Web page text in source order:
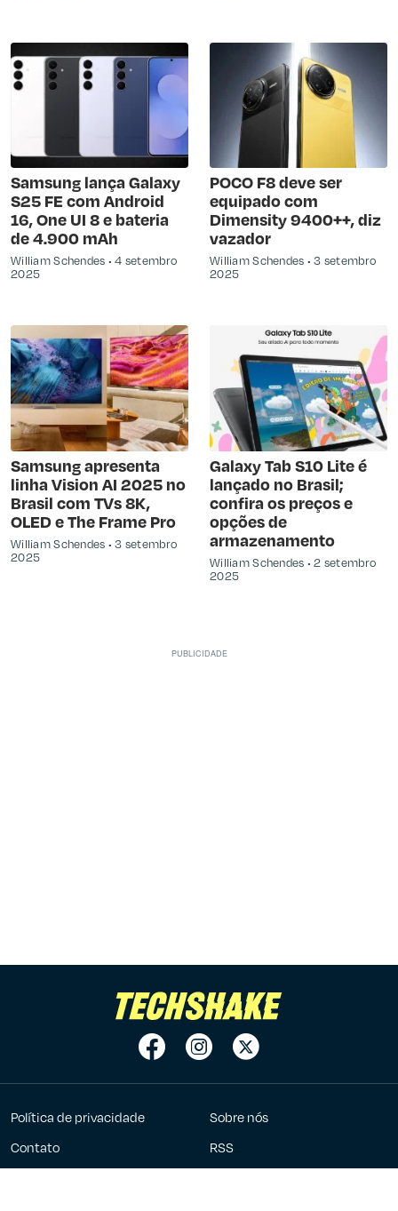
Samsung lança Galaxy
S25 FE com Android
16, One UI 8 e bateria
de 4.900 mAh
William Schendes
4 setembro
2025
POCO F8 deve ser
equipado com
Dimensity 9400++, diz
vazador
William Schendes
3 setembro
2025
Samsung apresenta
linha Vision AI 2025 no
Brasil com TVs 8K,
OLED e The Frame Pro
William Schendes
3 setembro
2025
Galaxy Tab S10 Lite é
lançado no Brasil;
confira os preços e
opções de
armazenamento
William Schendes
2 setembro
2025
Política de privacidade
Sobre nós
Contato
RSS